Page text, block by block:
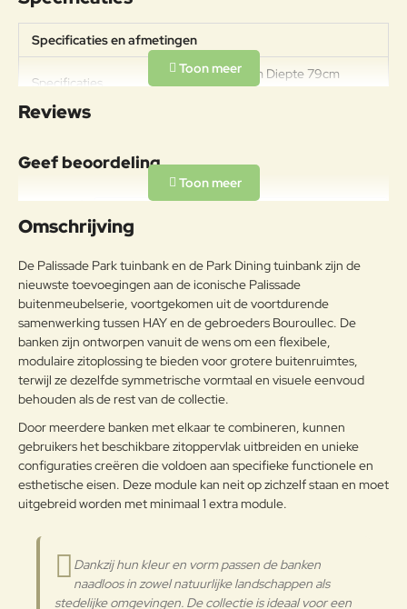
Specificaties en afmetingen
Specificaties
Breedte 159cm Diepte 79cm
KOOLSTOF, MET EEN
KOOLSTOFPERCENTAGE
Onderhoudsadvies
Gepoedercoat staal
OM HET PRODUCT LANG IN
GOEDE STAAT TE BEHOUDEN,
ADVISEREN WIJ HET TIJDENS DE
WINTER OP EEN AFGESLOTEN
DROGE PLAATS TE BEWAREN
WORDT VERMEDEN. INDIEN DE
PRODUCTEN DICHT BIJ DE ZEE
WORDEN OPGESLAGEN, IS HET
RAADZAAM VOOR HET
WINTERSEIZOEN EN OP
KWARTAALBASIS DE METALEN
DETERGENTIA EN BESCHERM
ZE MET VASELINE-OLIE OF
Reviews
Geef beoordeling
Uw naam:
g:
Note:HTML-code wordt niet vertaald!
Waardering:
Waarderin
g:
Slecht
Verder
Omschrijving
De Palissade Park tuinbank en de Park Dining tuinbank zijn de
nieuwste toevoegingen aan de iconische Palissade
buitenmeubelserie, voortgekomen uit de voortdurende
samenwerking tussen HAY en de gebroeders Bouroullec. De
banken zijn ontworpen vanuit de wens om een flexibele,
modulaire zitoplossing te bieden voor grotere buitenruimtes,
terwijl ze dezelfde symmetrische vormtaal en visuele eenvoud
behouden als de rest van de collectie.
Door meerdere banken met elkaar te combineren, kunnen
gebruikers het beschikbare zitoppervlak uitbreiden en unieke
configuraties creëren die voldoen aan specifieke functionele en
esthetische eisen. Deze module kan neit op zichzelf staan en moet
uitgebreid worden met minimaal 1 extra module.
Dankzij hun kleur en vorm passen de banken
naadloos in zowel natuurlijke landschappen als
stedelijke omgevingen. De collectie is ideaal voor een